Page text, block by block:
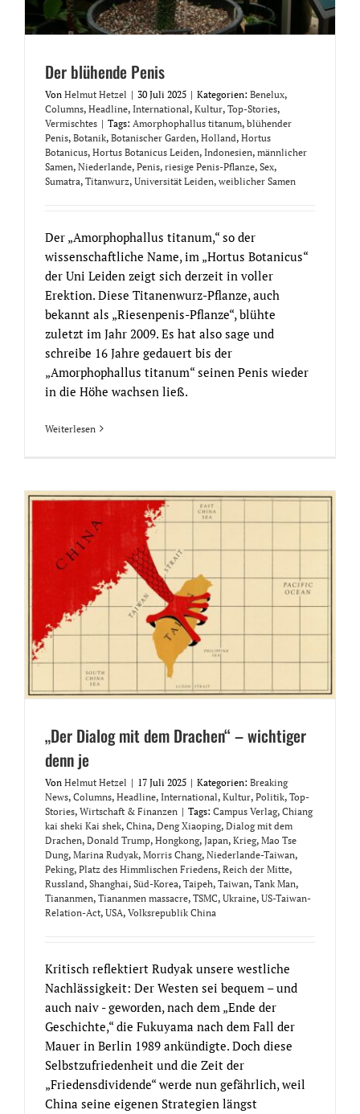
Der blühende Penis
Von Helmut Hetzel | 30 Juli 2025 | Kategorien: Benelux,
Columns, Headline, International, Kultur, Top-Stories,
Vermischtes | Tags: Amorphophallus titanum, blühender
Penis, Botanik, Botanischer Garden, Holland, Hortus
Botanicus, Hortus Botanicus Leiden, Indonesien, männlicher
Samen, Niederlande, Penis, riesige Penis-Pflanze, Sex,
Sumatra, Titanwurz, Universität Leiden, weiblicher Samen
Der „Amorphophallus titanum,“ so der
wissenschaftliche Name, im „Hortus Botanicus“
der Uni Leiden zeigt sich derzeit in voller
Erektion. Diese Titanenwurz-Pflanze, auch
bekannt als „Riesenpenis-Pflanze“, blühte
zuletzt im Jahr 2009. Es hat also sage und
schreibe 16 Jahre gedauert bis der
„Amorphophallus titanum“ seinen Penis wieder
in die Höhe wachsen ließ.
Weiterlesen
„Der Dialog mit dem Drachen“ – wichtiger
denn je
Von Helmut Hetzel | 17 Juli 2025 | Kategorien: Breaking
News, Columns, Headline, International, Kultur, Politik, Top-
Stories, Wirtschaft & Finanzen | Tags: Campus Verlag, Chiang
kai sheki Kai shek, China, Deng Xiaoping, Dialog mit dem
Drachen, Donald Trump, Hongkong, Japan, Krieg, Mao Tse
Dung, Marina Rudyak, Morris Chang, Niederlande-Taiwan,
Peking, Platz des Himmlischen Friedens, Reich der Mitte,
Russland, Shanghai, Süd-Korea, Taipeh, Taiwan, Tank Man,
Tiananmen, Tiananmen massacre, TSMC, Ukraine, US-Taiwan-
Relation-Act, USA, Volksrepublik China
Kritisch reflektiert Rudyak unsere westliche
Nachlässigkeit: Der Westen sei bequem – und
auch naiv - geworden, nach dem „Ende der
Geschichte,“ die Fukuyama nach dem Fall der
Mauer in Berlin 1989 ankündigte. Doch diese
Selbstzufriedenheit und die Zeit der
„Friedensdividende“ werde nun gefährlich, weil
China seine eigenen Strategien längst